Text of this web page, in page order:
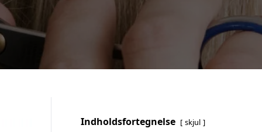
Indholdsfortegnelse skjul